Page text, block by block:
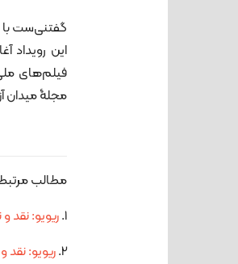
گفتنی‌ست با
این رویداد
فیلم‌های
مجلۀ میدان
مطالب
1. ریویو: نقد
2. ریویو: